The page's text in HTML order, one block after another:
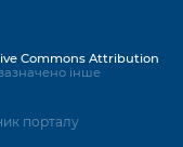
порталу
Commons Attribution
інше